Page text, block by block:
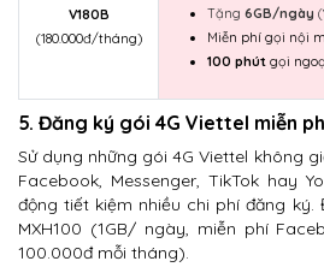
V180B
(180.000đ/tháng)
Tặng 6GB/ngày (
Miễn phí gọi nội
100 phút gọi
5. Đăng ký gói 4G Viettel miễn
Sử dụng những gói 4G Viettel không
Facebook, Messenger, TikTok hay
động tiết kiệm nhiều chi phí đăng ký.
MXH100 (1GB/ ngày, miễn phí
100.000đ mỗi tháng).